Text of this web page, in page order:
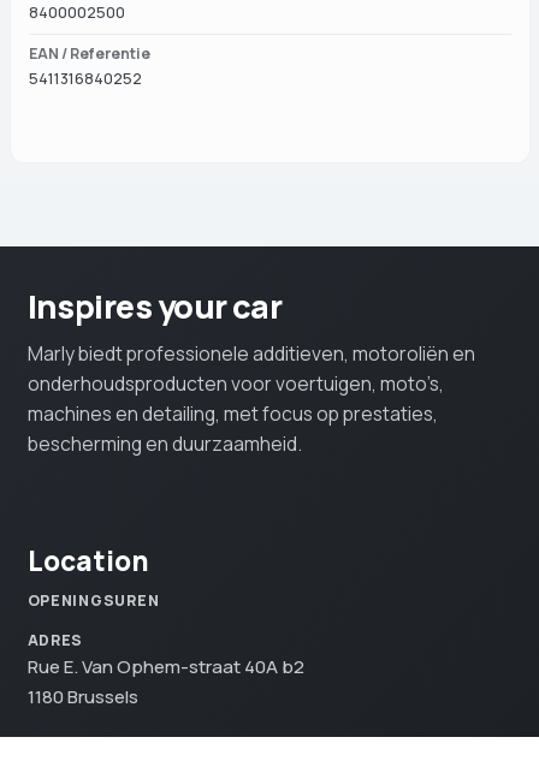
8400002500
EAN / Referentie
5411316840252
Inspires your car
Marly biedt professionele additieven, motoroliën en
onderhoudsproducten voor voertuigen, moto’s,
machines en detailing, met focus op prestaties,
bescherming en duurzaamheid.
Location
OPENINGSUREN
ADRES
Rue E. Van Ophem-straat 40A b2
1180 Brussels